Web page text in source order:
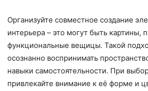
Организуйте совместное создание
интерьера – это могут быть картины,
функциональные вещицы. Такой
осознанно воспринимать
навыки самостоятельности. При
привлекайте внимание к её форме и